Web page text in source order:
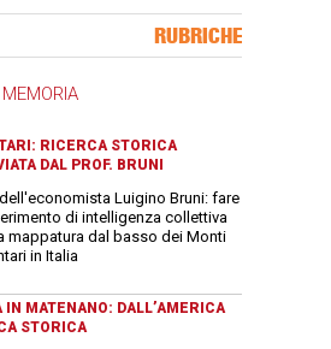
RUBRICHE
RICERCA STORICA
DAL PROF. BRUNI
Luigino Bruni: fare
di intelligenza collettiva
mappatura dal basso dei Monti
in Italia
IN MATENANO: DALL’AMERICA
STORICA